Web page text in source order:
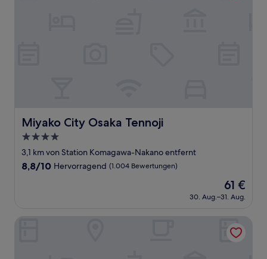
Miyako City Osaka Tennoji
Miyako City Osaka Tennoji
4.0-
Sterne-
Unterkunft
3,1 km von Station Komagawa-Nakano entfernt
8.8
Bewertungen)
8,8/10 Hervorragend (1.004 Bewertungen)
Der
Preis
beträgt
61 €
30. Aug.–31. Aug.